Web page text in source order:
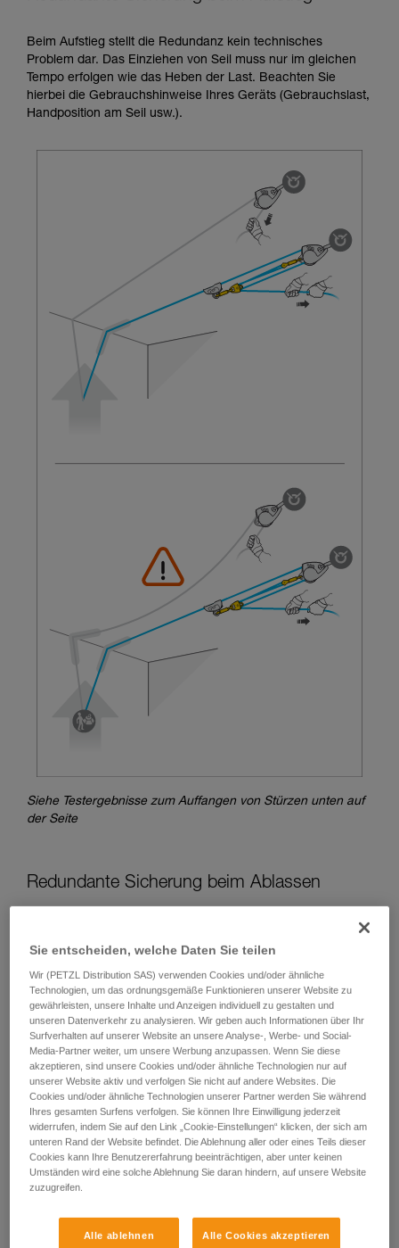
Vorgang alleine sicher zu wiederholen, bevor
Wir geben Beispiele für die mit Ihrer Aktivität
verbundenen Techniken. Möglicherweise gibt es
noch andere Techniken, die hier nicht
Beim Aufstieg stellt die Redundanz kein technisches
Problem dar. Das Einziehen von Seil muss nur im gleichen
Tempo erfolgen wie das Heben der Last. Beachten Sie
hierbei die Gebrauchshinweise Ihres Geräts (Gebrauchslast,
Handposition am Seil usw.).
Siehe Testergebnisse zum Auffangen von Stürzen unten auf
der Seite
Redundante Sicherung beim Ablassen
redundante Sicherung:
Seil automatisch nach unten zieht
Sie entscheiden, welche Daten Sie teilen
Wir (PETZL Distribution SAS) verwenden Cookies und/oder ähnliche
Technologien, um das ordnungsgemäße Funktionieren unserer Website zu
gewährleisten, unsere Inhalte und Anzeigen individuell zu gestalten und
unseren Datenverkehr zu analysieren. Wir geben auch Informationen über Ihr
Surfverhalten auf unserer Website an unsere Analyse-, Werbe- und Social-
Media-Partner weiter, um unsere Werbung anzupassen. Wenn Sie diese
akzeptieren, sind unsere Cookies und/oder ähnliche Technologien nur auf
unserer Website aktiv und verfolgen Sie nicht auf andere Websites. Die
Cookies und/oder ähnliche Technologien unserer Partner werden Sie während
Ihres gesamten Surfens verfolgen. Sie können Ihre Einwilligung jederzeit
widerrufen, indem Sie auf den Link „Cookie-Einstellungen“ klicken, der sich am
unteren Rand der Website befindet. Die Ablehnung aller oder eines Teils dieser
Cookies kann Ihre Benutzererfahrung beeinträchtigen, aber unter keinen
Umständen wird eine solche Ablehnung Sie daran hindern, auf unsere Website
zuzugreifen.
Alle ablehnen Alle Cookies akzeptieren